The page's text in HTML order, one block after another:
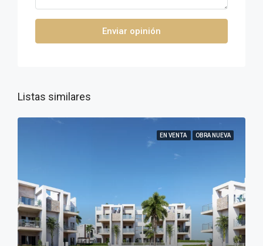
Enviar opinión
Listas similares
EN VENTA OBRA NUEVA